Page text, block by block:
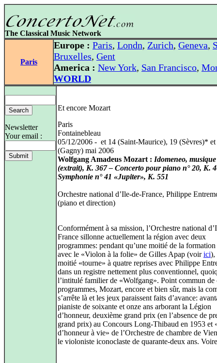
The Classical Music Network
Paris
Europe : Paris, Londn, Zurich, Geneva,
Bruxelles, Gent
America : New York, San Francisco,
WORLD
Newsletter
Your email :
Et encore Mozart
Paris
Fontainebleau
05/12/2006 - et 14 (Saint-Maurice), 19 (Sèvres)* et
(Gagny) mai 2006
Wolfgang Amadeus Mozart : Idomeneo,
(extrait), K. 367 – Concerto pour piano n° 20, K.
Symphonie n° 41 «Jupiter», K. 551
Orchestre national d’Ile-de-France, Philippe
(piano et direction)
Conformément à sa mission, l’Orchestre national
France sillonne actuellement la région avec deux
programmes: pendant qu’une moitié de la formation
avec le «Violon à la folie» de Gilles Apap (voirici),
moitié «tourne» à quatre reprises avec Philippe
dans un registre nettement plus conventionnel,
l’intitulé familier de «Wolfgang». Point commun de
programmes, Mozart, encore et bien sûr, mais la
s’arrête là et les jeux paraissent faits d’avance:
pianiste de soixante et onze ans arborant la Légion
d’honneur, deuxième grand prix (en l’absence de
grand prix) au Concours Long-Thibaud en 1953 et
d’honneur à vie» de l’Orchestre de chambre de
le violoniste iconoclaste de quarante-deux ans.